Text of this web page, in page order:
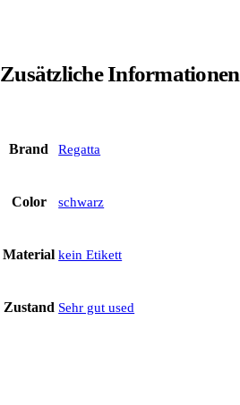
Zusätzliche Informationen
Brand Regatta
Color schwarz
Material kein Etikett
Zustand Sehr gut used